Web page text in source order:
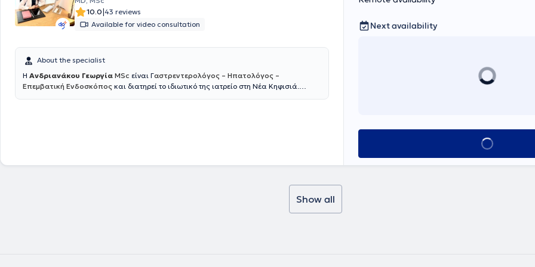
10.0|43 reviews
Available for video consultation
About the specialist
H Ανδριανάκου Γεωργία MSc είναι Γαστρεντερολόγος – Ηπατολόγος –
Επεμβατική Ενδοσκόπος και διατηρεί το ιδιωτικό της ιατρείο στη Νέα Κηφισιά.
Bourgogne και έλαβε τον τίτλο της Γενικής Ιατρικής. Το 2015 ολοκλήρωσε επιτυχώς το
Πανεπιστημίου της Lille και του Πανεπιστημίου Sorbonne - Université Pierre- et-Marie-
Curie του Παρισίου. Το 2018 επέστρεψε στην Ελλάδα και ξεκίνησε την ειδίκευσή της
Next availability
Book
Show all